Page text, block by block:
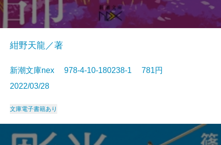
紺野天龍／著
新潮文庫nex 978-4-10-180238-1 781円
2022/03/28
文庫電子書籍あり